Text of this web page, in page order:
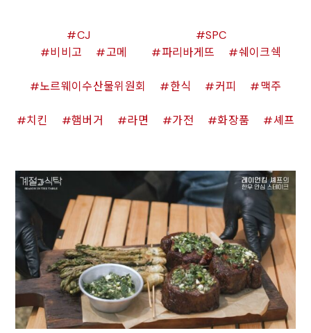
CJ
비비고
고메
SPC
파리바게뜨
쉐이크쉑
노르웨이수산물위원회 한식 커피 맥주
치킨 햄버거 라면 가전 화장품 셰프